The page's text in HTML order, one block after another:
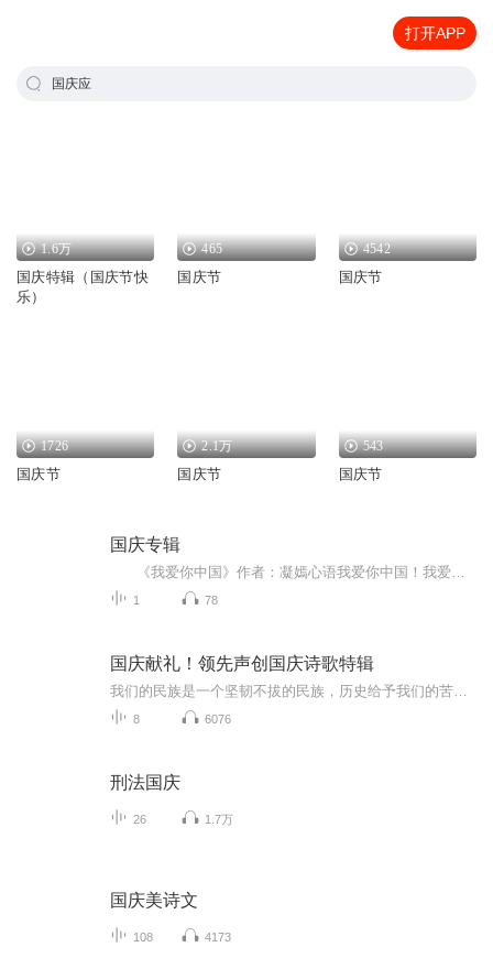
打开APP
国庆应
1.6万
国庆特辑（国庆节快
乐）
465
国庆节
4542
国庆节
1726
国庆节
2.1万
国庆节
543
国庆节
国庆专辑
1 78
国庆献礼！领先声创国庆诗歌特辑
8 6076
刑法国庆
26 1.7万
国庆美诗文
108 4173